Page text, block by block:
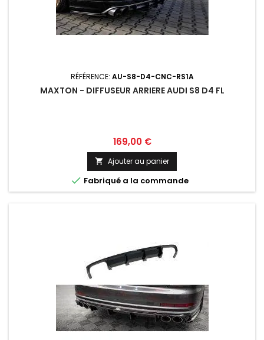
RÉFÉRENCE: AU-S8-D4-CNC-RS1A
MAXTON - DIFFUSEUR ARRIERE AUDI S8 D4 FL
Prix
169,00 €
 Ajouter au panier
 Fabriqué a la commande